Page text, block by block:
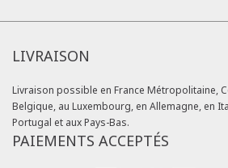
LIVRAISON
Livraison possible en France Métropolitaine,
Belgique, au Luxembourg, en Allemagne, en
Portugal et aux Pays-Bas.
PAIEMENTS ACCEPTÉS